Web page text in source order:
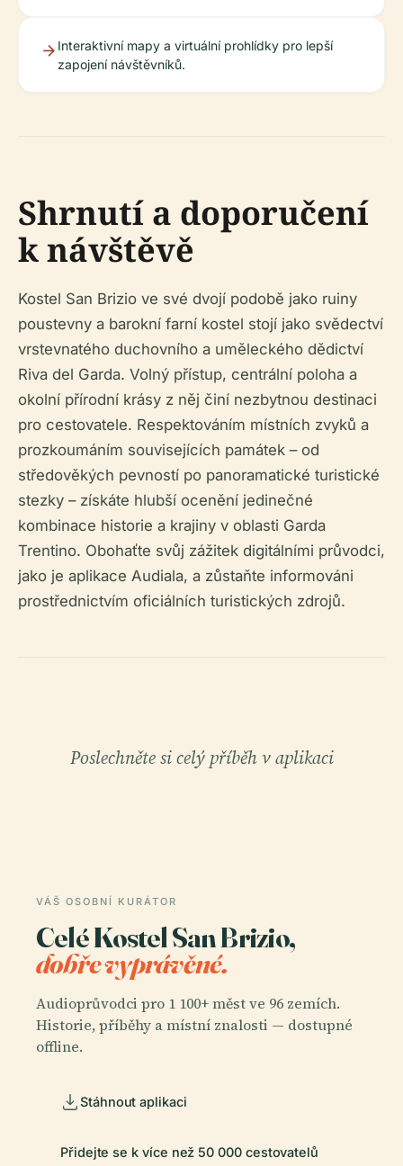
Interaktivní mapy a virtuální prohlídky pro lepší
zapojení návštěvníků.
Shrnutí a doporučení
k návštěvě
Kostel San Brizio ve své dvojí podobě jako ruiny
poustevny a barokní farní kostel stojí jako svědectví
vrstevnatého duchovního a uměleckého dědictví
Riva del Garda. Volný přístup, centrální poloha a
okolní přírodní krásy z něj činí nezbytnou destinaci
pro cestovatele. Respektováním místních zvyků a
prozkoumáním souvisejících památek – od
středověkých pevností po panoramatické turistické
stezky – získáte hlubší ocenění jedinečné
kombinace historie a krajiny v oblasti Garda
Trentino. Obohaťte svůj zážitek digitálními průvodci,
jako je aplikace Audiala, a zůstaňte informováni
prostřednictvím oficiálních turistických zdrojů.
Poslechněte si celý příběh v aplikaci
VÁŠ OSOBNÍ KURÁTOR
Celé Kostel San Brizio,
dobře vyprávěné.
Audioprůvodci pro 1 100+ měst ve 96 zemích.
Historie, příběhy a místní znalosti — dostupné
offline.
Stáhnout aplikaci
Přidejte se k více než 50 000 cestovatelů